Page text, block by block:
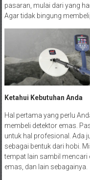
pasaran, mulai dari yang
Agar tidak bingung
Ketahui Kebutuhan Anda
Hal pertama yang perlu
membeli detektor emas.
untuk hal profesional. Ada
sebagai bentuk dari hobi.
tempat lain sambil mencari
emas, dan lain sebagainya.